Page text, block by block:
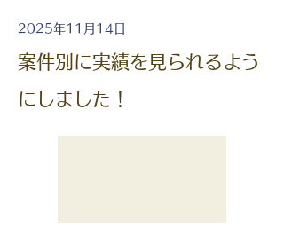
2025年11月14日
案件別に実績を見られるよう
にしました！